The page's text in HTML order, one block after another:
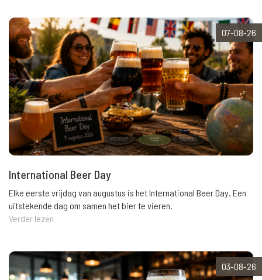
07-08-26
International Beer Day
Elke eerste vrijdag van augustus is het International Beer Day. Een
uitstekende dag om samen het bier te vieren.
Verder lezen
03-08-26